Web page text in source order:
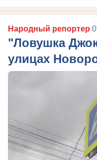
Народный репортер
"Ловушка
улицах